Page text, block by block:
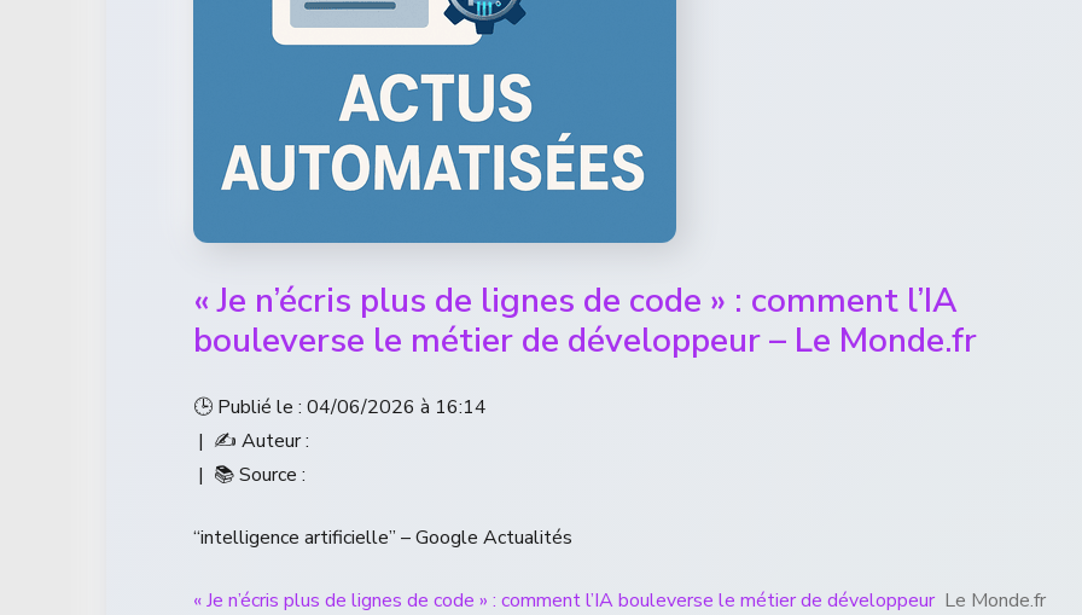
« Je n’écris plus de lignes de code » : comment l’IA
bouleverse le métier de développeur – Le Monde.fr
🕒 Publié le : 04/06/2026 à 16:14
| ✍️ Auteur :
| 📚 Source :
“intelligence artificielle” – Google Actualités
« Je n’écris plus de lignes de code » : comment l’IA bouleverse le métier de développeur Le Monde.fr